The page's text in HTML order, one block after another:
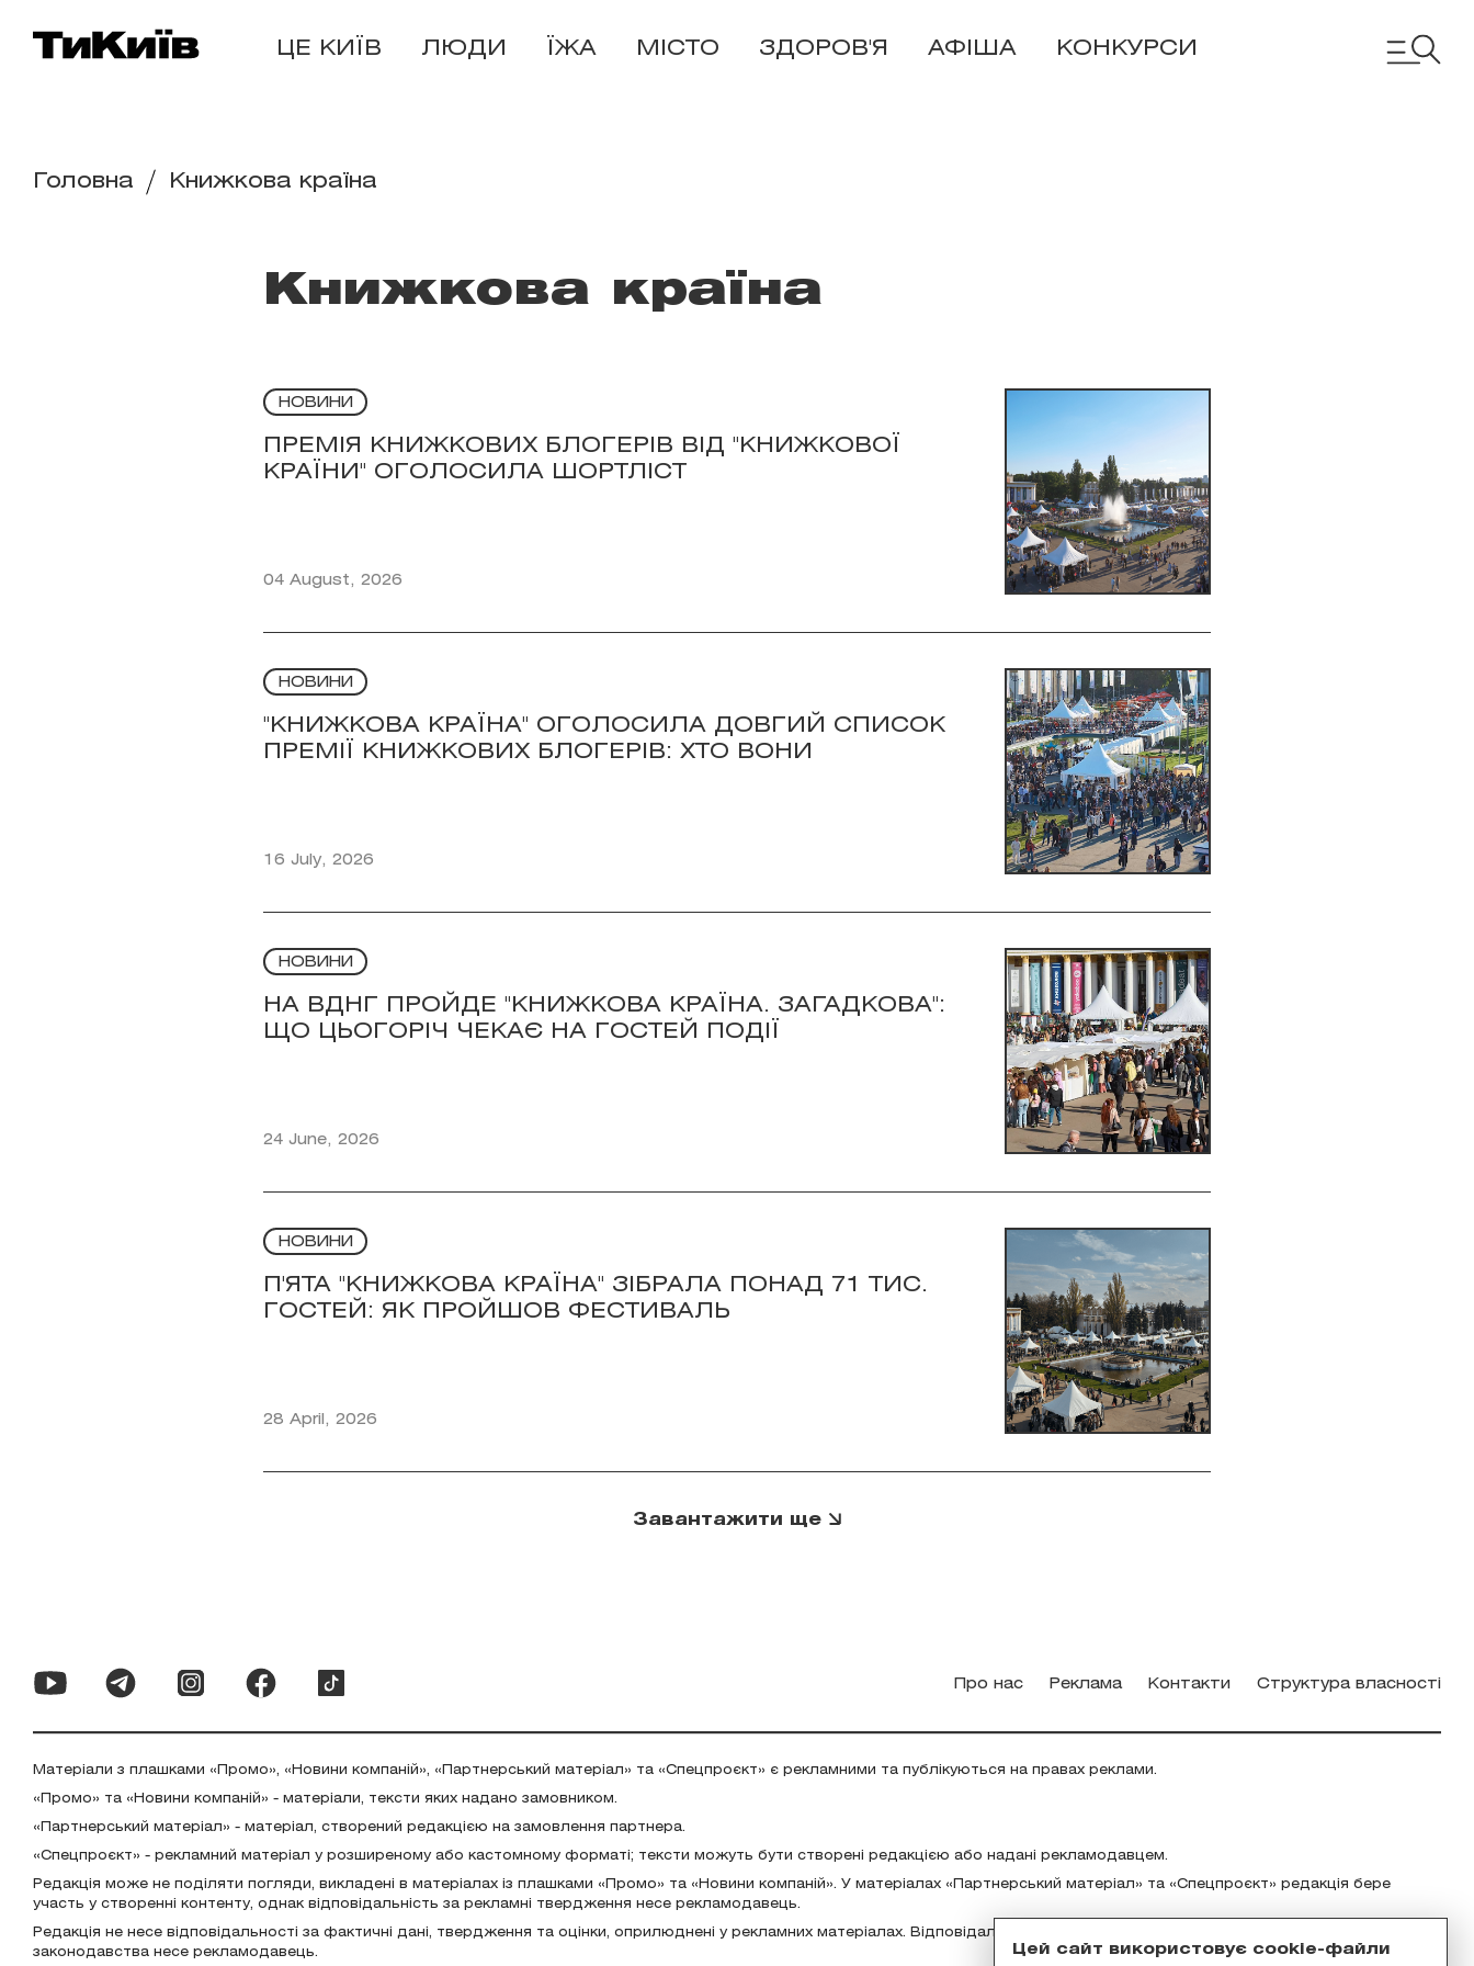
ЦЕ КИЇВ ЛЮДИ ЇЖА МІСТО ЗДОРОВ'Я АФІША КОНКУРСИ
Головна Книжкова країна
Книжкова країна
НОВИНИ
ПРЕМІЯ КНИЖКОВИХ БЛОГЕРІВ ВІД "КНИЖКОВОЇ
КРАЇНИ" ОГОЛОСИЛА ШОРТЛІСТ
04 August, 2026
НОВИНИ
"КНИЖКОВА КРАЇНА" ОГОЛОСИЛА ДОВГИЙ СПИСОК
ПРЕМІЇ КНИЖКОВИХ БЛОГЕРІВ: ХТО ВОНИ
16 July, 2026
НОВИНИ
НА ВДНГ ПРОЙДЕ "КНИЖКОВА КРАЇНА. ЗАГАДКОВА":
ЩО ЦЬОГОРІЧ ЧЕКАЄ НА ГОСТЕЙ ПОДІЇ
24 June, 2026
НОВИНИ
П'ЯТА "КНИЖКОВА КРАЇНА" ЗІБРАЛА ПОНАД 71 ТИС.
ГОСТЕЙ: ЯК ПРОЙШОВ ФЕСТИВАЛЬ
28 April, 2026
Завантажити ще
Цей сайт використовує cookie-файли
Про нас Реклама Контакти Структура власності
Матеріали з плашками «Промо», «Новини компаній», «Партнерський матеріал» та «Спецпроєкт» є рекламними та публікуються на правах реклами.
«Промо» та «Новини компаній» - матеріали, тексти яких надано замовником.
«Партнерський матеріал» - матеріал, створений редакцією на замовлення партнера.
«Спецпроєкт» - рекламний матеріал у розширеному або кастомному форматі; тексти можуть бути створені редакцією або надані рекламодавцем.
Редакція може не поділяти погляди, викладені в матеріалах із плашками «Промо» та «Новини компаній». У матеріалах «Партнерський матеріал» та «Спецпроєкт» редакція бере
участь у створенні контенту, однак відповідальність за рекламні твердження несе рекламодавець.
Редакція не несе відповідальності за фактичні дані, твердження та оцінки, оприлюднені у рекламних матеріалах. Відповідальність за зміст реклами відповідно до українського
законодавства несе рекламодавець.